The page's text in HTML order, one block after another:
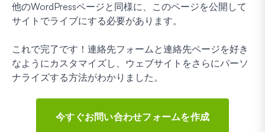
他のWordPressページと同様に、このページを公開して
サイトでライブにする必要があります。
これで完了です！連絡先フォームと連絡先ページを好き
なようにカスタマイズし、ウェブサイトをさらにパーソ
ナライズする方法がわかりました。
今すぐお問い合わせフォームを作成